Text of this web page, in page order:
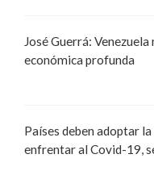
José Guerrá:
económica profunda
Países deben adoptar
enfrentar al Covid-19,